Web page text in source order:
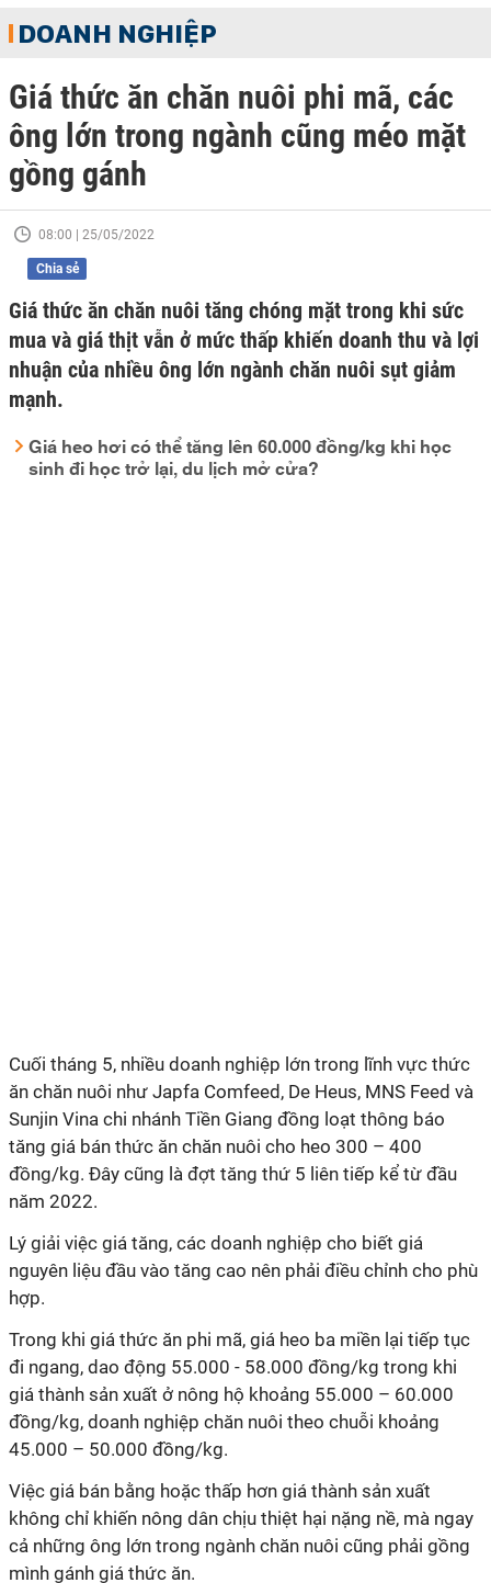
DOANH NGHIỆP
Giá thức ăn chăn nuôi phi mã, các
ông lớn trong ngành cũng méo mặt
gồng gánh
08:00 | 25/05/2022
Chia sẻ
Giá thức ăn chăn nuôi tăng chóng mặt trong khi sức
mua và giá thịt vẫn ở mức thấp khiến doanh thu và lợi
nhuận của nhiều ông lớn ngành chăn nuôi sụt giảm
mạnh.
Giá heo hơi có thể tăng lên 60.000 đồng/kg khi học
sinh đi học trở lại, du lịch mở cửa?
Cuối tháng 5, nhiều doanh nghiệp lớn trong lĩnh vực thức
ăn chăn nuôi như Japfa Comfeed, De Heus, MNS Feed và
Sunjin Vina chi nhánh Tiền Giang đồng loạt thông báo
tăng giá bán thức ăn chăn nuôi cho heo 300 – 400
đồng/kg. Đây cũng là đợt tăng thứ 5 liên tiếp kể từ đầu
năm 2022.
Lý giải việc giá tăng, các doanh nghiệp cho biết giá
nguyên liệu đầu vào tăng cao nên phải điều chỉnh cho phù
hợp.
Trong khi giá thức ăn phi mã, giá heo ba miền lại tiếp tục
đi ngang, dao động 55.000 - 58.000 đồng/kg trong khi
giá thành sản xuất ở nông hộ khoảng 55.000 – 60.000
đồng/kg, doanh nghiệp chăn nuôi theo chuỗi khoảng
45.000 – 50.000 đồng/kg.
Việc giá bán bằng hoặc thấp hơn giá thành sản xuất
không chỉ khiến nông dân chịu thiệt hại nặng nề, mà ngay
cả những ông lớn trong ngành chăn nuôi cũng phải gồng
mình gánh giá thức ăn.